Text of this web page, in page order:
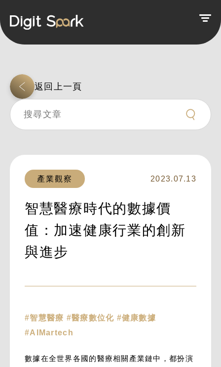
返回上一頁
產業觀察 2023.07.13
智慧醫療時代的數據價
值：加速健康行業的創新
與進步
#智慧醫療 #醫療數位化 #健康數據
#AIMartech
數據在全世界各國的醫療相關產業鏈中，都扮演